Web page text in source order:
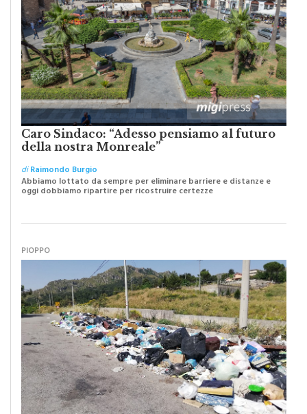
Caro Sindaco: “Adesso pensiamo al futuro
della nostra Monreale”
diRaimondo Burgio